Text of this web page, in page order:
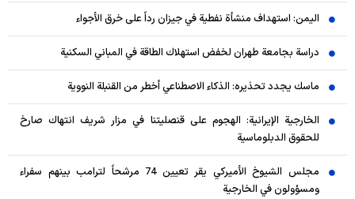
اليمن: استهداف منشأة نفطية في جيزان رداً على خرق الأجواء
دراسة بجامعة طهران لخفض استهلاك الطاقة في المباني السكنية
ماسك يجدد تحذيره: الذكاء الاصطناعي أخطر من القنبلة النووية
الخارجية الإيرانية: الهجوم على قنصليتنا في مزار شريف انتهاك صارخ
للحقوق الدبلوماسية
مجلس الشيوخ الأميركي يقر تعيين 74 مرشحاً لترامب بينهم سفراء
ومسؤولون في الخارجية